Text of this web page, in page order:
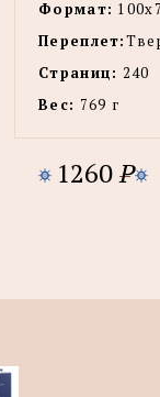
Формат:
Переплет:
Страниц: 240
Вес: 769 г
1260P